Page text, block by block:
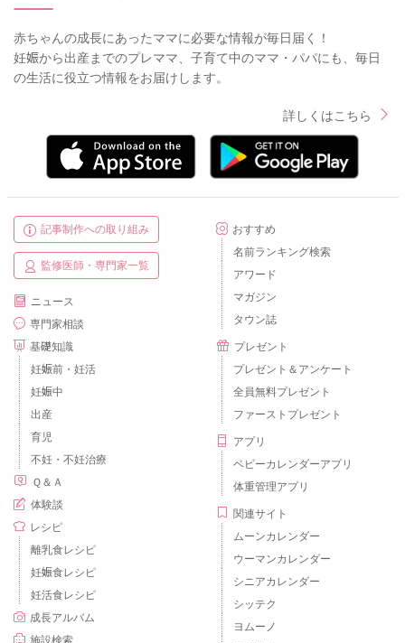
赤ちゃんの成長にあったママに必要な情報が毎日届く！
妊娠から出産までのプレママ、子育て中のママ・パパにも、毎日
の生活に役立つ情報をお届けします。
詳しくはこちら
記事制作への取り組み
監修医師・専門家一覧
ニュース
専門家相談
基礎知識
妊娠前・妊活
妊娠中
出産
育児
不妊・不妊治療
Ｑ＆Ａ
体験談
レシピ
離乳食レシピ
妊娠食レシピ
妊活食レシピ
成長アルバム
おすすめ
名前ランキング検索
アワード
マガジン
タウン誌
プレゼント
プレゼント＆アンケート
全員無料プレゼント
ファーストプレゼント
アプリ
ベビーカレンダーアプリ
体重管理アプリ
関連サイト
ムーンカレンダー
ウーマンカレンダー
シニアカレンダー
シッテク
ヨムーノ